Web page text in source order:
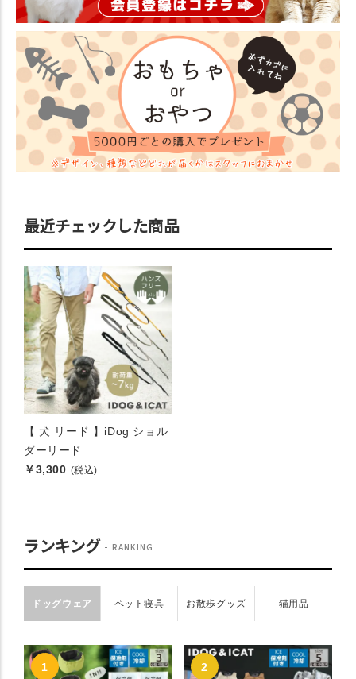
最近チェックした商品
【 犬 リード 】iDog ショル
ダーリード
￥3,300 (税込)
ランキング RANKING
ドッグウェア ペット寝具 お散歩グッズ 猫用品